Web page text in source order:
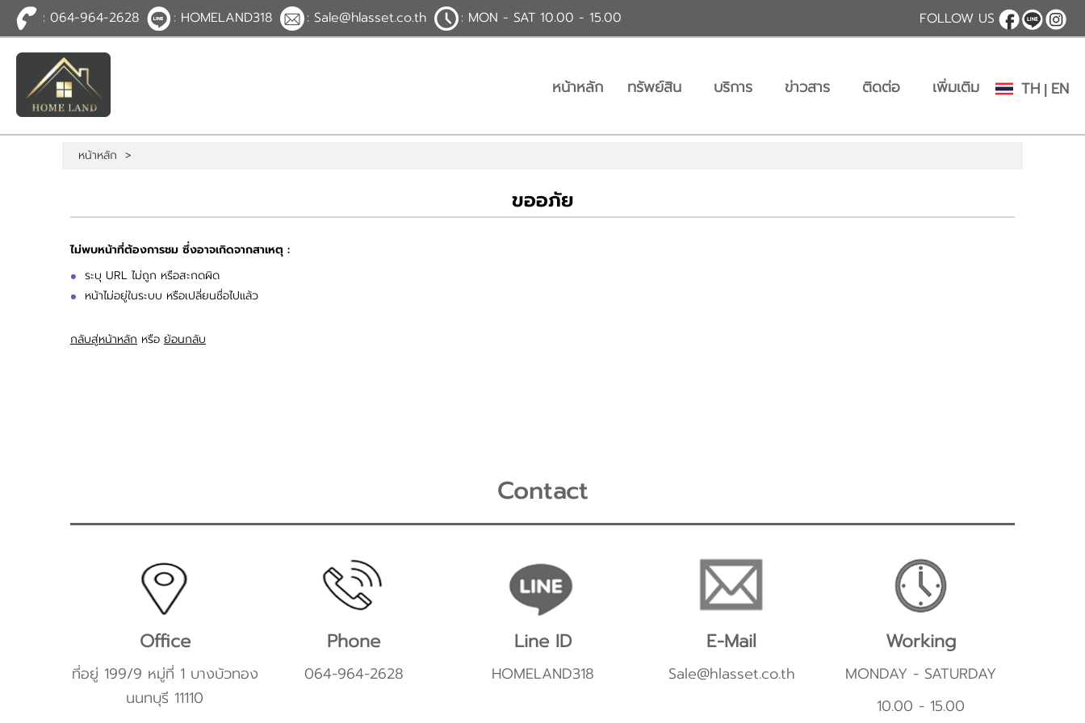
TH | EN
ระบบ
หรือ
สมัคร
สมาชิก
ข่าวสาร
ติดต่อ เพิ่มเติม
: 064-964-2628 : HOMELAND318 : Sale@hlasset.co.th : MON - SAT 10.00 - 15.00 FOLLOW US
หน้าหลัก ทรัพย์สิน บริการ ข่าวสาร ติดต่อ เพิ่มเติม TH EN
หน้าหลัก >
ขออภัย
ไม่พบหน้าที่ต้องการชม ซึ่งอาจเกิดจากสาเหตุ :
ระบุ URL ไม่ถูก หรือสะกดผิด
หน้าไม่อยู่ในระบบ หรือเปลี่ยนชื่อไปแล้ว
กลับสู่หน้าหลัก หรือ ย้อนกลับ
Contact
Office
ที่อยู่ 199/9 หมู่ที่ 1 บางบัวทอง
นนทบุรี 11110
Phone
064-964-2628
Line ID
HOMELAND318
E-Mail
Sale@hlasset.co.th
Working
MONDAY - SATURDAY
10.00 - 15.00